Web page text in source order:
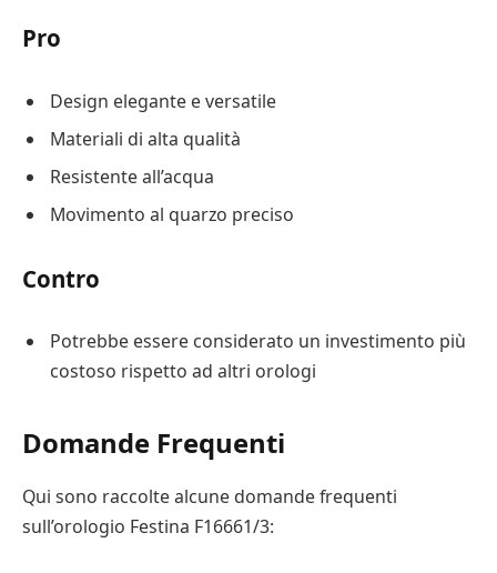
Pro
Design elegante e versatile
Materiali di alta qualità
Resistente all’acqua
Movimento al quarzo preciso
Contro
Potrebbe essere considerato un investimento più
costoso rispetto ad altri orologi
Domande Frequenti
Qui sono raccolte alcune domande frequenti
sull’orologio Festina F16661/3: